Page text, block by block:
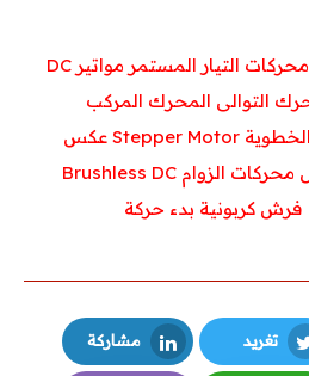
محركات التيار المستمر مواتير DC
التوالى المحرك المركب
Stepper Motor عكس
محركات الزوام Brushless DC
فرش كربونية بدء حركة
تغريد
Twitter
مشاركة
LinkedIn